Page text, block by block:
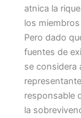
atnica la
los
Pero dado
fuentes de
se considera
responsable
la